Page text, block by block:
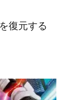
復元する